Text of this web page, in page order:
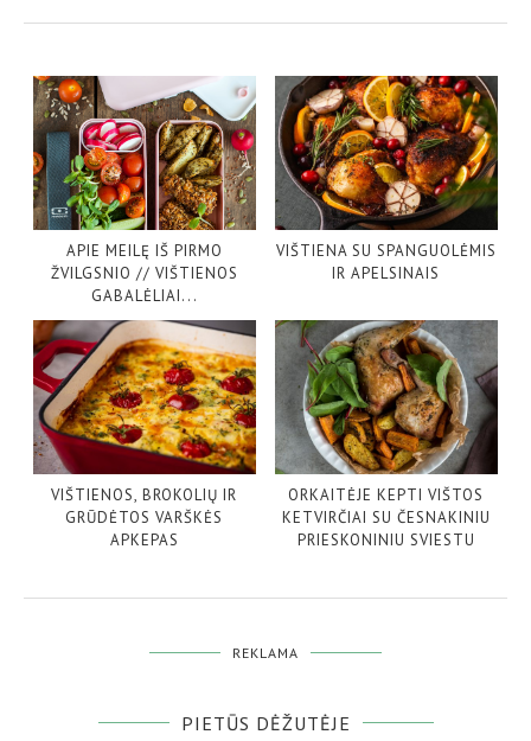
APIE MEILĘ IŠ PIRMO
ŽVILGSNIO // VIŠTIENOS
GABALĖLIAI...
VIŠTIENA SU SPANGUOLĖMIS
IR APELSINAIS
VIŠTIENOS, BROKOLIŲ IR
GRŪDĖTOS VARŠKĖS
APKEPAS
ORKAITĖJE KEPTI VIŠTOS
KETVIRČIAI SU ČESNAKINIU
PRIESKONINIU SVIESTU
REKLAMA
PIETŪS DĖŽUTĖJE